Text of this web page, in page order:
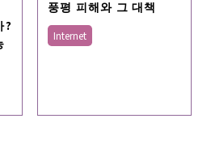
?
풍평 피해와 그 대책
Internet